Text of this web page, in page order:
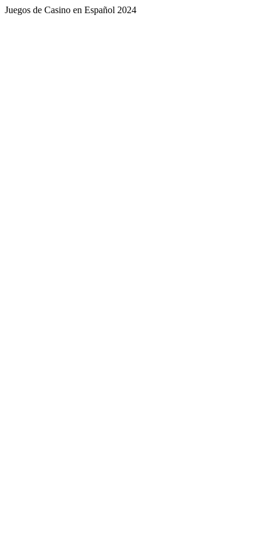
Juegos de Casino en Español 2024